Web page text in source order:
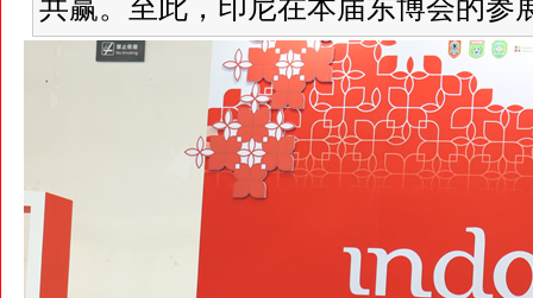
共赢。至此，印尼在本届东博会的参